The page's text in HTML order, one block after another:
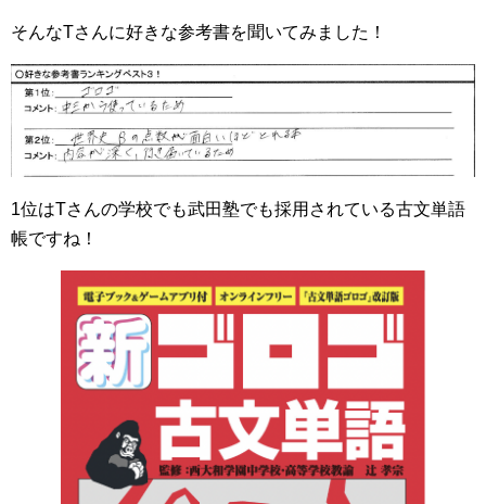
そんなTさんに好きな参考書を聞いてみました！
1位はTさんの学校でも武田塾でも採用されている古文単語
帳ですね！